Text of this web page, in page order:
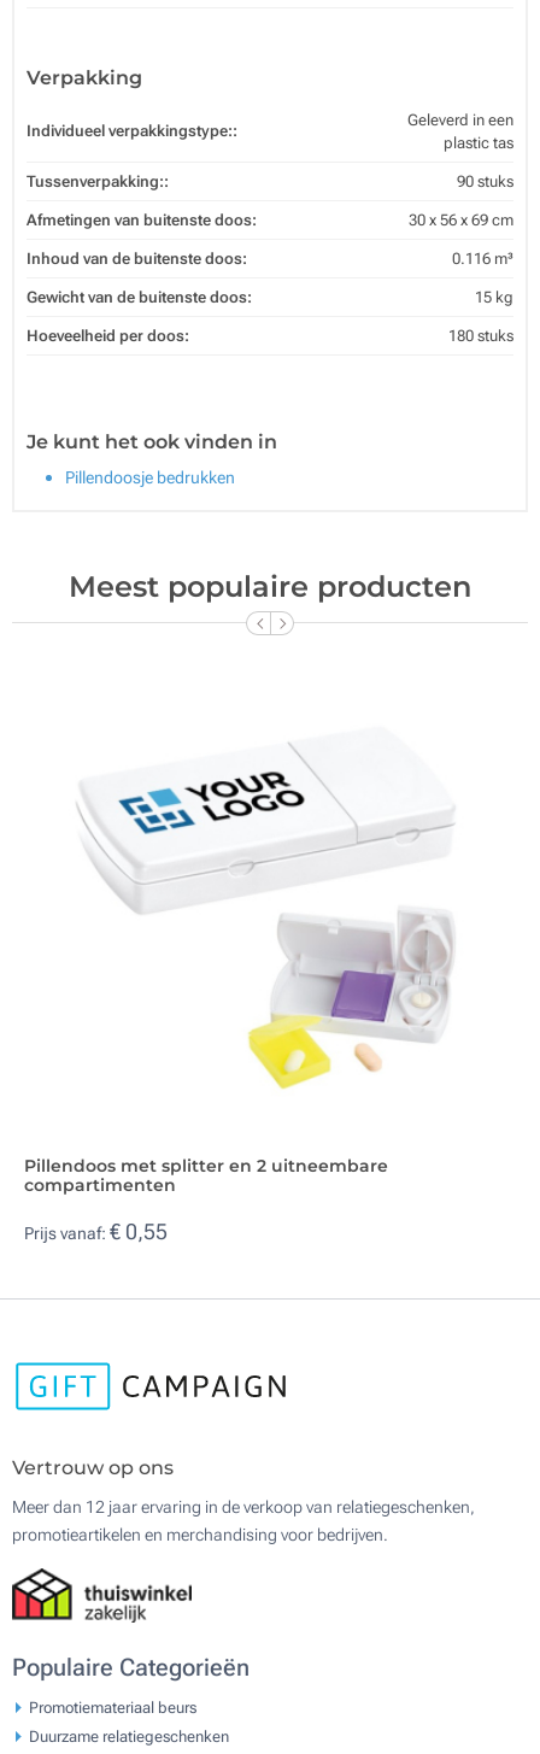
Verpakking
Individueel verpakkingstype::
Geleverd in een
plastic tas
Tussenverpakking:: 90 stuks
Afmetingen van buitenste doos: 30 x 56 x 69 cm
Inhoud van de buitenste doos: 0.116 m³
Gewicht van de buitenste doos: 15 kg
Hoeveelheid per doos: 180 stuks
Je kunt het ook vinden in
Pillendoosje bedrukken
Meest populaire producten
Pillendoos met splitter en 2 uitneembare
compartimenten
Prijs vanaf: € 0,55
Vertrouw op ons
Meer dan 12 jaar ervaring in de verkoop van relatiegeschenken,
promotieartikelen en merchandising voor bedrijven.
Populaire Categorieën
Promotiemateriaal beurs
Duurzame relatiegeschenken